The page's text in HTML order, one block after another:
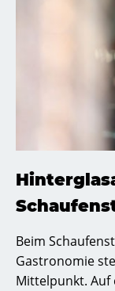
Beim
Gastronomie
Mittelpunkt. Auf